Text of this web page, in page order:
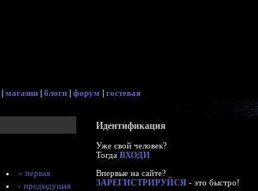
| магазин | блоги | форум | гостевая
« первая
‹ предыдущая
Идентификация
Уже свой человек?
Тогда ВХОДИ
Впервые на сайте?
ЗАРЕГИСТРИРУЙСЯ - это быстро!